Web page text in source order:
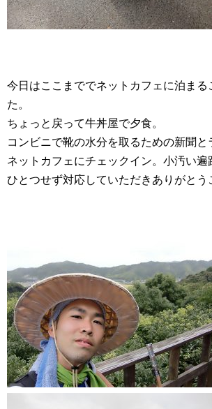
今日はここまででネットカフェに泊まる
た。
ちょっと戻って牛丼屋で夕食。
コンビニで靴の水分を取るための新聞と
ネットカフェにチェックイン。小汚い遍
ひとつせず対応していただきありがとう